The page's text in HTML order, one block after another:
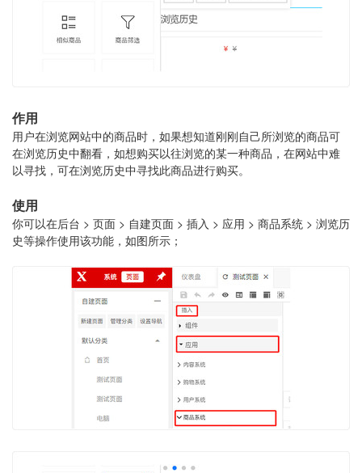
作用
用户在浏览网站中的商品时，如果想知道刚刚自己所浏览的商品可
在浏览历史中翻看，如想购买以往浏览的某一种商品，在网站中难
以寻找，可在浏览历史中寻找此商品进行购买。
使用
你可以在后台 > 页面 > 自建页面 > 插入 > 应用 > 商品系统 > 浏览历
史等操作使用该功能，如图所示；